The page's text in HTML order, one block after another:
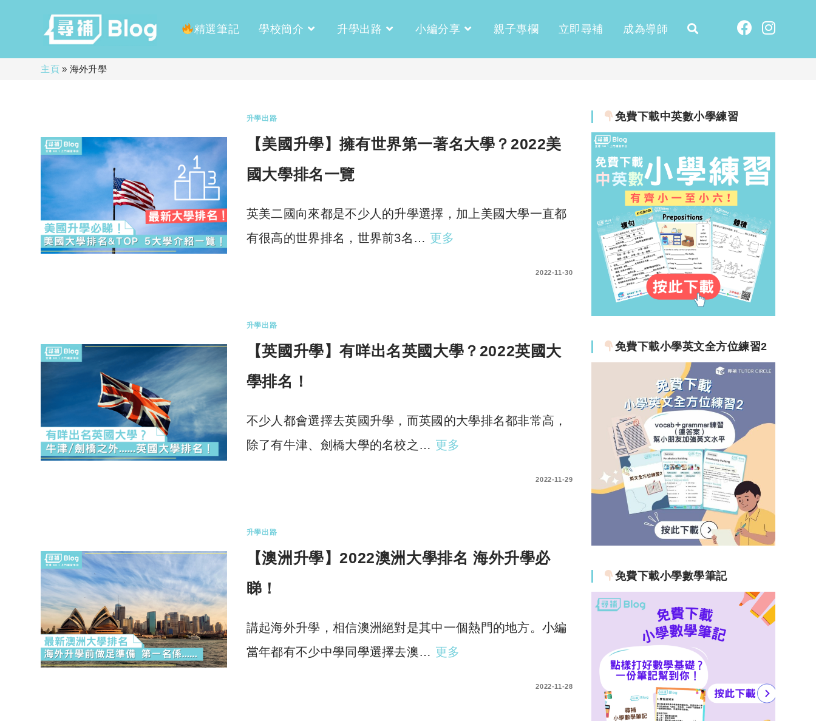
精選筆記 學校簡介 升學出路 小編分享 親子專欄 立即尋補 成為導師
主頁» 海外升學
升學出路
【美國升學】擁有世界第一著名大學？2022美
國大學排名一覽
英美二國向來都是不少人的升學選擇，加上美國大學一直都
有很高的世界排名，世界前3名… 更多
2022-11-30
升學出路
【英國升學】有咩出名英國大學？2022英國大
學排名！
不少人都會選擇去英國升學，而英國的大學排名都非常高，
除了有牛津、劍橋大學的名校之… 更多
2022-11-29
升學出路
【澳洲升學】2022澳洲大學排名 海外升學必
睇！
講起海外升學，相信澳洲絕對是其中一個熱門的地方。小編
當年都有不少中學同學選擇去澳… 更多
2022-11-28
免費下載中英數小學練習
免費下載小學英文全方位練習2
免費下載小學數學筆記